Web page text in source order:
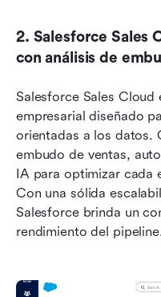
2. Salesforce Sales
con análisis de
Salesforce Sales Cloud
empresarial diseñado
orientadas a los datos.
embudo de ventas,
IA para optimizar cada
Con una sólida
Salesforce brinda un
rendimiento del